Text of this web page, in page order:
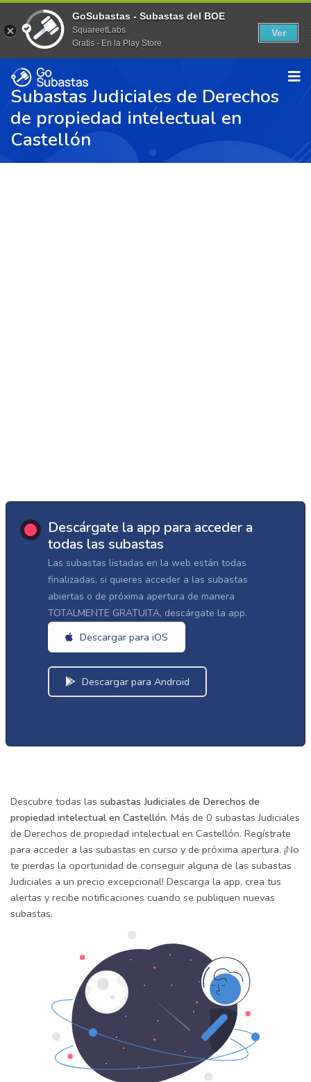
Subastas Judiciales de Derechos
de propiedad intelectual en
Castellón
Descárgate la app para acceder a
todas las subastas
Las subastas listadas en la web están todas
finalizadas, si quieres acceder a las subastas
abiertas o de próxima apertura de manera
TOTALMENTE GRATUITA, descárgate la app.
Descargar para iOS
Descargar para Android
Descubre todas las subastas Judiciales de Derechos de
propiedad intelectual en Castellón. Más de 0 subastas Judiciales
de Derechos de propiedad intelectual en Castellón. Regístrate
para acceder a las subastas en curso y de próxima apertura. ¡No
te pierdas la oportunidad de conseguir alguna de las subastas
Judiciales a un precio excepcional! Descarga la app, crea tus
alertas y recibe notificaciones cuando se publiquen nuevas
subastas.
GoSubastas - Subastas del BOE
SquareetLabs
Gratis - En la Play Store
Ver